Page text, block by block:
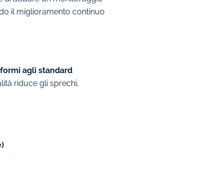
il miglioramento continuo
agli standard
riduce gli sprechi,